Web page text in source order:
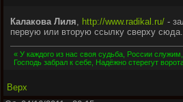
Калакова Лиля, http://www.radikal.ru/ -
первую или вторую ссылку сверху сюда.
« У каждого из нас своя судьба, России
Господь забрал к себе, Надёжно стерегут
Верх